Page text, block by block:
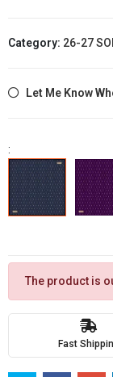
Category: 26-27
Let Me Know
:
The product is
Fast